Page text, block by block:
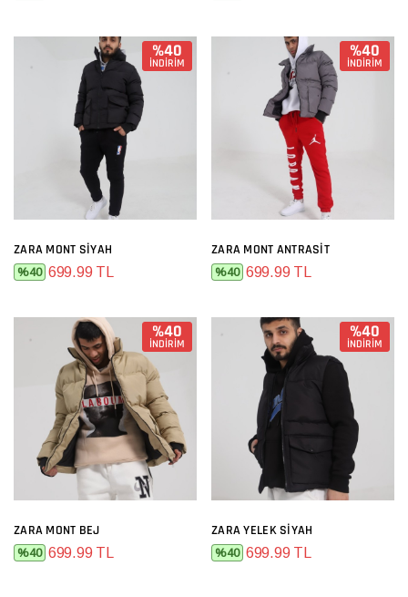
%40
İNDİRİM
ZARA MONT SIYAH
%40 699.99 TL
%40
İNDİRİM
ZARA MONT ANTRASIT
%40 699.99 TL
%40
İNDİRİM
ZARA MONT BEJ
%40 699.99 TL
%40
İNDİRİM
ZARA YELEK SIYAH
%40 699.99 TL